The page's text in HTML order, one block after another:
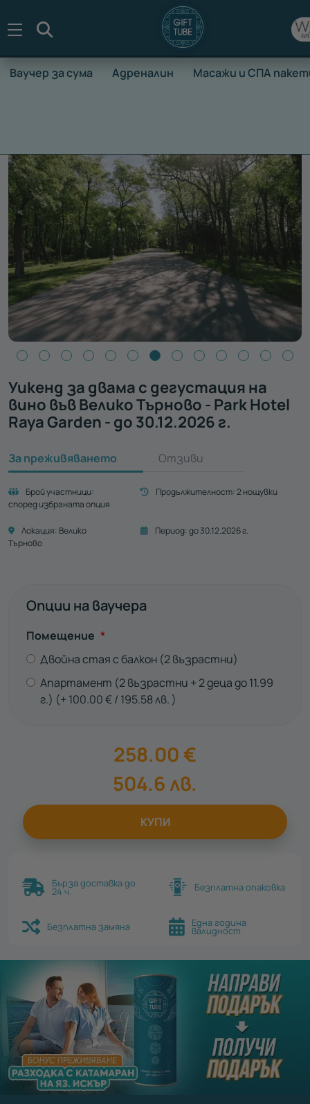
Ваучер за сума Адреналин Масажи и СПА
Уикенд за двама с дегустация на
вино във Велико Търново - Park Hotel
Raya Garden - до 30.12.2026 г.
За преживяването Отзиви
Брой участници:
според избраната опция
Продължителност:2 нощувки
Локация: Велико
Търново
Период:до 30.12.2026 г.
Опции на ваучера
Помещение Задължително
*
Двойна стая с балкон (2 възрастни)
Апартамент (2 възрастни + 2 деца до 11.99
г.)
100.00€ 195.58лв.
258.00 €
504.6лв.
КУПИ
Бърза доставка до
24 ч. Безплатна опаковка
Безплатна замяна Една година
валидност